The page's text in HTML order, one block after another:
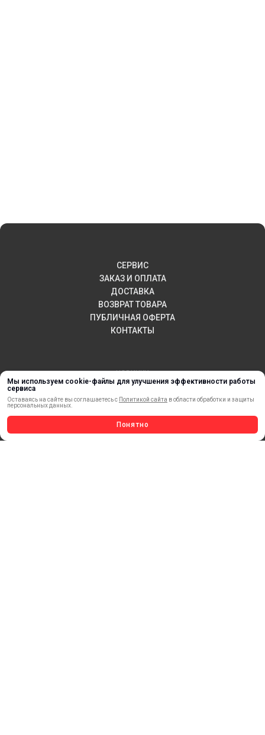
Мы используем cookie-файлы для улучшения эффективности работы
сервиса
Оставаясь на сайте вы соглашаетесь с Политикой сайта в области обработки и защиты
персональных данных.
Понятно
СЕРВИС
ЗАКАЗ И ОПЛАТА
ДОСТАВКА
ВОЗВРАТ ТОВАРА
ПУБЛИЧНАЯ ОФЕРТА
КОНТАКТЫ
НОВИНКИ
АКЦИИ И РАСПРОДАЖА
ТЕРМОПЕРЕНОС
САМОКЛЕЯЩИЕСЯ ПЛЕНКИ